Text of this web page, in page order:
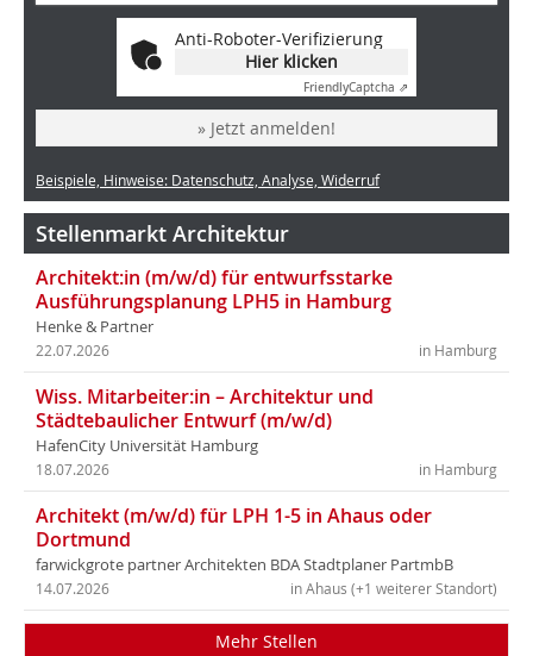
Anti-Roboter-Verifizierung
Hier klicken
FriendlyCaptcha ⇗
» Jetzt anmelden!
Beispiele, Hinweise: Datenschutz, Analyse, Widerruf
Stellenmarkt Architektur
Architekt:in (m/w/d) für entwurfsstarke
Ausführungsplanung LPH5 in Hamburg
Henke & Partner
in Hamburg
22.07.2026
Wiss. Mitarbeiter:in – Architektur und
Städtebaulicher Entwurf (m/w/d)
HafenCity Universität Hamburg
in Hamburg
18.07.2026
Architekt (m/w/d) für LPH 1-5 in Ahaus oder
Dortmund
farwickgrote partner Architekten BDA Stadtplaner PartmbB
in Ahaus (+1 weiterer Standort)
14.07.2026
Mehr Stellen